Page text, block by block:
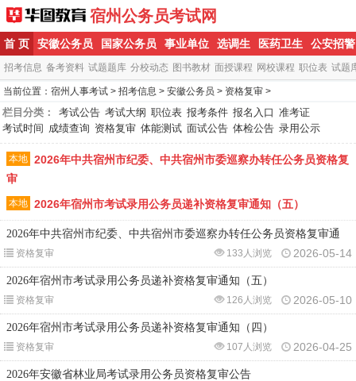
宿州公务员考试网
首 页 安徽公务员 国家公务员 事业单位 选调生 医药卫生 公安招警
招考信息 备考资料 试题题库 分校动态 图书教材 面授课程 网校课程 职位表 试题
当前位置：宿州人事考试 >招考信息 >安徽公务员 > 资格复审 >
栏目分类： 考试公告 考试大纲 职位表 报考条件 报名入口 准考证
考试时间 成绩查询 资格复审 体能测试 面试公告 体检公告 录用公示
本地 2026年中共宿州市纪委、中共宿州市委巡察办转任公务员资格复
审
本地 2026年宿州市考试录用公务员递补资格复审通知（五）
2026年中共宿州市纪委、中共宿州市委巡察办转任公务员资格复审通
资格复审 2026-05-14
133人浏览
2026年宿州市考试录用公务员递补资格复审通知（五）
资格复审 2026-05-10
126人浏览
2026年宿州市考试录用公务员递补资格复审通知（四）
资格复审 2026-04-25
107人浏览
2026年安徽省林业局考试录用公务员资格复审公告